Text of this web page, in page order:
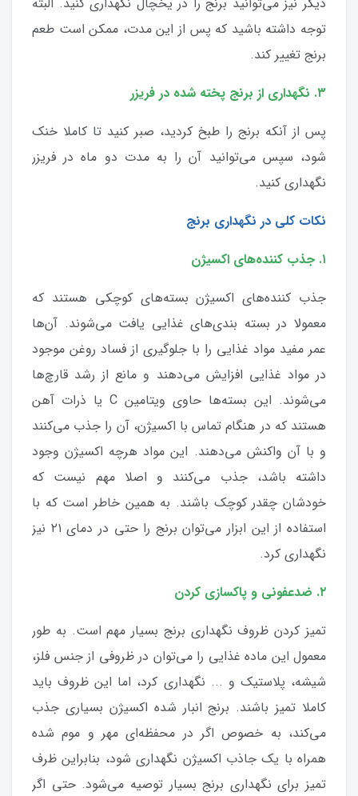
توجه داشته باشید که پس از این مدت، ممکن است طعم
برنج تغییر کند.
۳. نگهداری از برنج پخته شده در فریزر
پس از آنکه برنج را طبخ کردید، صبر کنید تا کاملا خنک
شود، سپس می‌توانید آن را به مدت دو ماه در فریزر
نگهداری کنید.
نکات کلی در نگهداری برنج
۱. جذب کننده‌های اکسیژن
جذب کننده‌های اکسیژن بسته‌های کوچکی هستند که
معمولا در بسته بندی‌های غذایی یافت می‌شوند. آن‌ها
عمر مفید مواد غذایی را با جلوگیری از فساد روغن موجود
در مواد غذایی افزایش می‌دهند و مانع از رشد قارچ‌ها
می‌شوند. این بسته‌ها حاوی ویتامین C یا ذرات آهن
هستند که در هنگام تماس با اکسیژن، آن را جذب می‌کنند
و با آن واکنش می‌دهند. این مواد هرچه اکسیژن وجود
داشته باشد، جذب می‌کنند و اصلا مهم نیست که
خودشان چقدر کوچک باشند. به همین خاطر است که با
استفاده از این ابزار می‌توان برنج را حتی در دمای ۲۱ نیز
نگهداری کرد.
۲. ضدعفونی و پاکسازی کردن
تمیز کردن ظروف نگهداری برنج بسیار مهم است. به طور
معمول این ماده غذایی را می‌توان در ظروفی از جنس فلز،
شیشه، پلاستیک و ... نگهداری کرد، اما این ظروف باید
کاملا تمیز باشند. برنج انبار شده اکسیژن بسیاری جذب
می‌کند، به خصوص اگر در محفظه‌ای مهر و موم شده
همراه با یک جاذب اکسیژن نگهداری شود، بنابراین ظرف
تمیز برای نگهداری برنج بسیار توصیه می‌شود. حتی اگر